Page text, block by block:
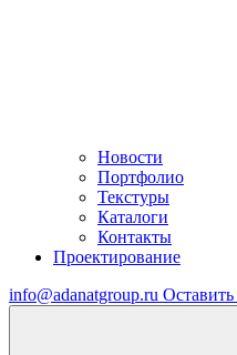
Новости
Портфолио
Текстуры
Каталоги
Контакты
Проектирование
info@adanatgroup.ru Оставить